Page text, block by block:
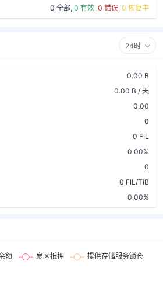
0 全部, 0 有效, 0 错误, 0 恢复中
24时
0.00 B
0.00 B / 天
0.00
0
0 FIL
0.00%
0
0 FIL/TiB
0.00%